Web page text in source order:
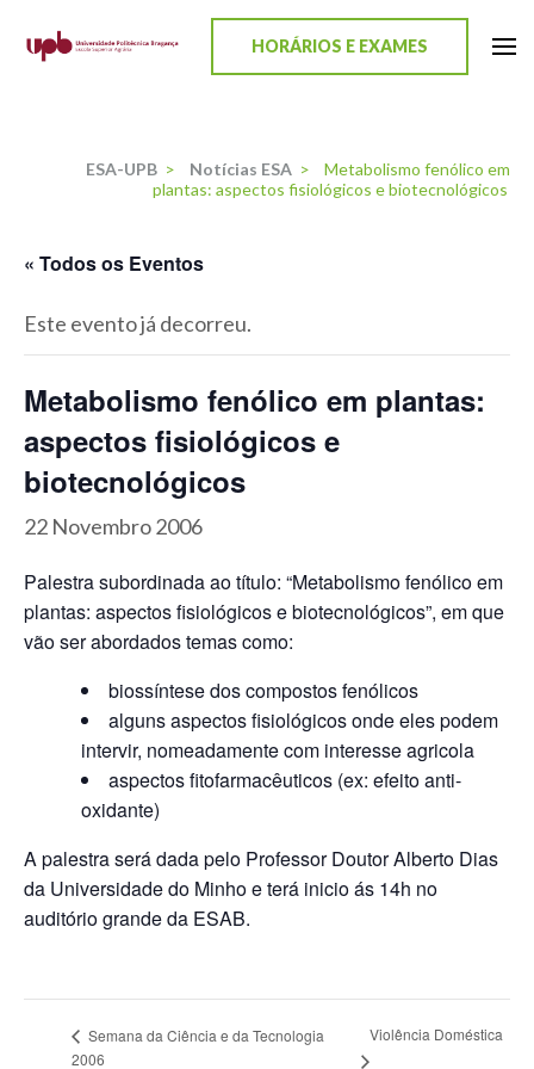
HORÁRIOS E EXAMES
ESA-UPB > Notícias ESA >
Metabolismo fenólico em
plantas: aspectos fisiológicos e biotecnológicos
« Todos os Eventos
Este evento já decorreu.
Metabolismo fenólico em plantas:
aspectos fisiológicos e
biotecnológicos
22 Novembro 2006
Palestra subordinada ao título: “Metabolismo fenólico em
plantas: aspectos fisiológicos e biotecnológicos”, em que
vão ser abordados temas como:
biossíntese dos compostos fenólicos
alguns aspectos fisiológicos onde eles podem
intervir, nomeadamente com interesse agricola
aspectos fitofarmacêuticos (ex: efeito anti-
oxidante)
A palestra será dada pelo Professor Doutor Alberto Dias
da Universidade do Minho e terá inicio ás 14h no
auditório grande da ESAB.
Semana da Ciência e da Tecnologia
2006
Violência Doméstica